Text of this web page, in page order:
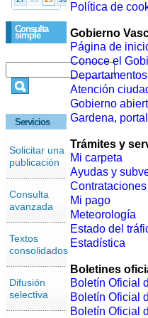
Consulta
simple
Servicios
Solicitar una
publicación
Consulta
avanzada
Textos
consolidados
Difusión
selectiva
Política de
Gobierno
Página de
Conoce el
Atención
Gobierno
Gardena,
Trámites y
Mi carpeta
Ayudas y
Contrataciones
Mi pago
Meteorología
Estado del
Estadística
Boletines
Boletín Oficial
Boletín Oficial
Boletín Oficial